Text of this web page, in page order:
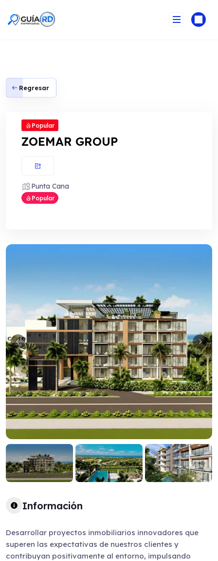
Regresar
Popular
ZOEMAR GROUP
Punta Cana
Popular
Información
Desarrollar proyectos inmobiliarios innovadores que
superen las expectativas de nuestros clientes y
contribuyan positivamente al entorno, impulsando
¡Hola! ¿En qué puedo ayudarte?